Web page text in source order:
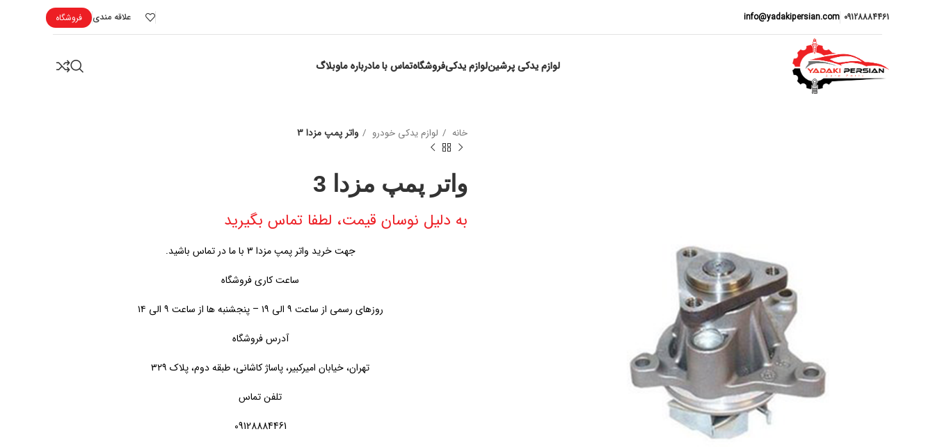
09128884461
info@yadakipersian.com علاقه مندی فروشگاه
لوازم یدکی پرشینلوازم یدکیفروشگاهتماس با مادرباره ماوبلاگ
خانه لوازم یدکی خودرو واتر پمپ مزدا 3
واتر پمپ مزدا 3
به دلیل نوسان قیمت، لطفا تماس بگیرید
جهت خرید واتر پمپ مزدا 3 با ما در تماس باشید.
ساعت کاری فروشگاه
روزهای رسمی از ساعت ۹ الی ۱۹ – پنجشنبه ها از ساعت ۹ الی ۱۴
آدرس فروشگاه
تهران، خیابان امیرکبیر، پاساژ کاشانی، طبقه دوم، پلاک ۳۲۹
تلفن تماس
09128884461